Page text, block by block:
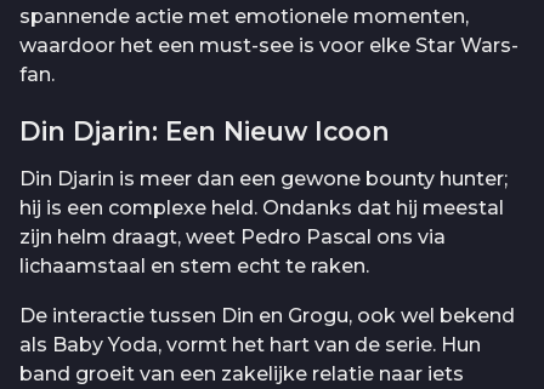
spannende actie met emotionele momenten,
waardoor het een must-see is voor elke Star Wars-
fan.
Din Djarin: Een Nieuw Icoon
Din Djarin is meer dan een gewone bounty hunter;
hij is een complexe held. Ondanks dat hij meestal
zijn helm draagt, weet Pedro Pascal ons via
lichaamstaal en stem echt te raken.
De interactie tussen Din en Grogu, ook wel bekend
als Baby Yoda, vormt het hart van de serie. Hun
band groeit van een zakelijke relatie naar iets